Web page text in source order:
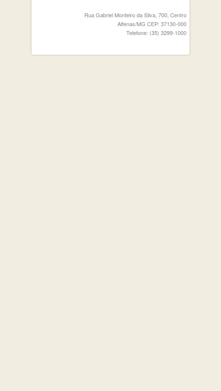
Rua Gabriel Monteiro da Silva, 700, Centro
Alfenas/MG CEP: 37130-000
Telefone: (35) 3299-1000